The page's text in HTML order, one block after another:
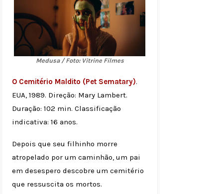
Medusa / Foto: Vitrine Filmes
O Cemitério Maldito (Pet Sematary).
EUA, 1989. Direção: Mary Lambert.
Duração: 102 min. Classificação
indicativa: 16 anos.
Depois que seu filhinho morre
atropelado por um caminhão, um pai
em desespero descobre um cemitério
que ressuscita os mortos.